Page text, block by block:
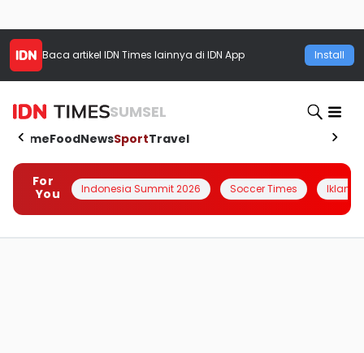
Baca artikel IDN Times lainnya di IDN App Install
SUMSEL
HomeFoodNewsSportTravel
For
You
Indonesia Summit 2026 Soccer Times Iklanin